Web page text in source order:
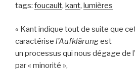
tags: foucault, kant, lumières
« Kant indique tout de suite que
caractérise l’Aufklärungest
un processus qui nous dégage de
par « minorité »,